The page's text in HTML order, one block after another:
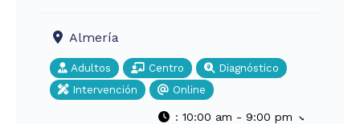
Almería
Adultos Centro
Diagnóstico
Intervención
Online
: 10:00 am - 9:00 pm